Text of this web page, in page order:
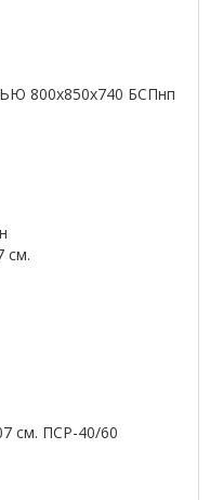
800х850х740 БСПнп
см. ПСР-40/60